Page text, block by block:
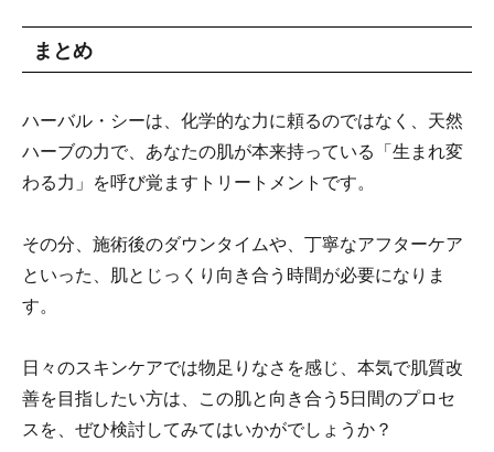
まとめ
ハーバル・シーは、化学的な力に頼るのではなく、天然
ハーブの力で、あなたの肌が本来持っている「生まれ変
わる力」を呼び覚ますトリートメントです。
その分、施術後のダウンタイムや、丁寧なアフターケア
といった、肌とじっくり向き合う時間が必要になりま
す。
日々のスキンケアでは物足りなさを感じ、本気で肌質改
善を目指したい方は、この肌と向き合う5日間のプロセ
スを、ぜひ検討してみてはいかがでしょうか？